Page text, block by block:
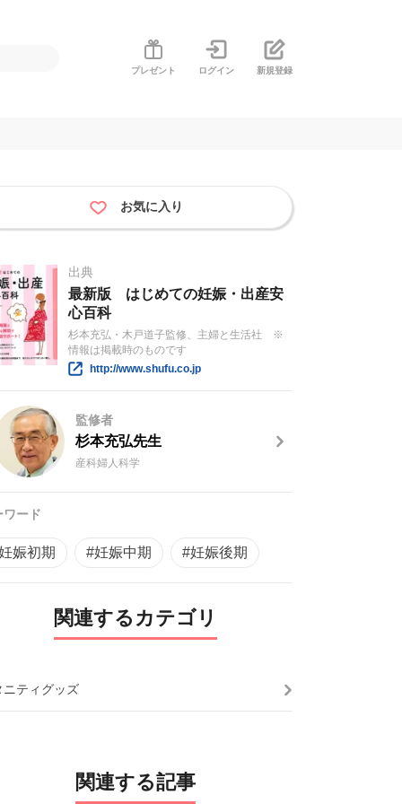
プレゼント ログイン 新規登録
お気に入り
出典
最新版 はじめての妊娠・出産安
心百科
杉本充弘・木戸道子監修、主婦と生活社 ※
情報は掲載時のものです
http://www.shufu.co.jp
監修者
杉本充弘先生
産科婦人科学
ワード
娠初期 #妊娠中期 #妊娠後期
関連するカテゴリ
ニティグッズ
関連する記事